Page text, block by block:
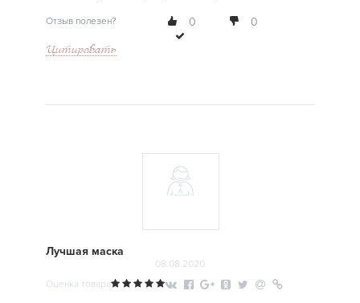
Отзыв полезен? 0 0
Цитировать
Лучшая маска
08.08.2020
Оценка товара